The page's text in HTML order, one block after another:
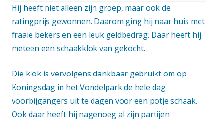
Hij heeft niet alleen zijn groep, maar ook de
ratingprijs gewonnen. Daarom ging hij naar huis met
fraaie bekers en een leuk geldbedrag. Daar heeft hij
meteen een schaakklok van gekocht.
Die klok is vervolgens dankbaar gebruikt om op
Koningsdag in het Vondelpark de hele dag
voorbijgangers uit te dagen voor een potje schaak.
Ook daar heeft hij nagenoeg al zijn partijen